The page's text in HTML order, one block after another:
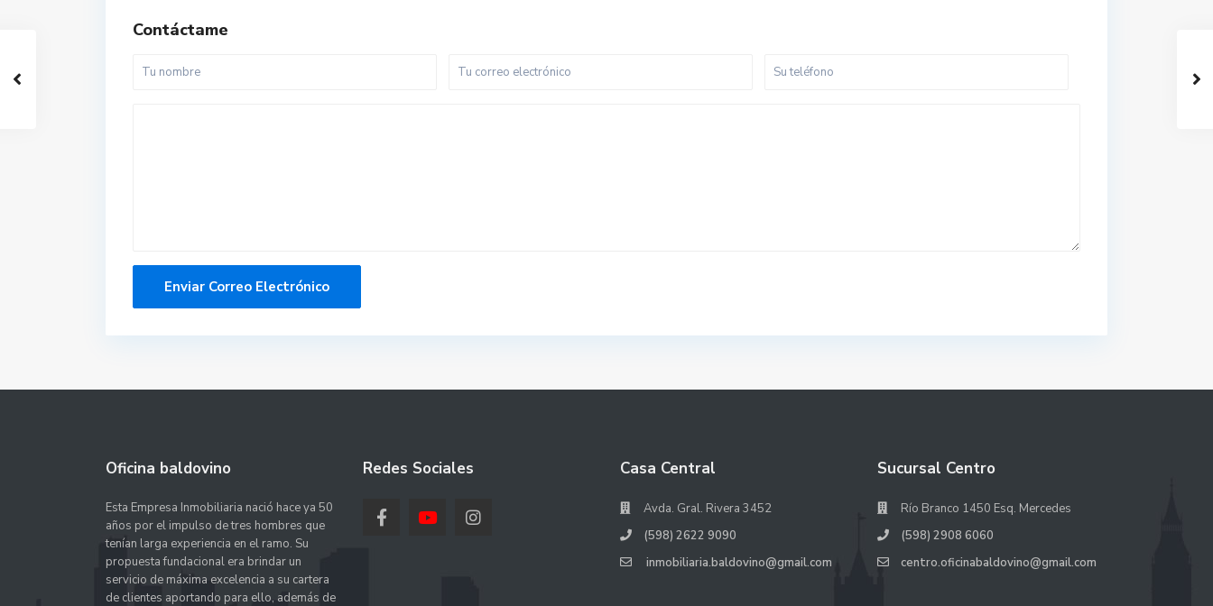
Contáctame
Oficina baldovino
Esta Empresa Inmobiliaria nació hace ya 50
años por el impulso de tres hombres que
tenían larga experiencia en el ramo. Su
propuesta fundacional era brindar un
servicio de máxima excelencia a su cartera
de clientes aportando para ello, además de
Redes Sociales Casa Central
Avda. Gral. Rivera 3452
(598) 2622 9090
inmobiliaria.baldovino@gmail.com
Sucursal Centro
Río Branco 1450 Esq. Mercedes
(598) 2908 6060
centro.oficinabaldovino@gmail.com